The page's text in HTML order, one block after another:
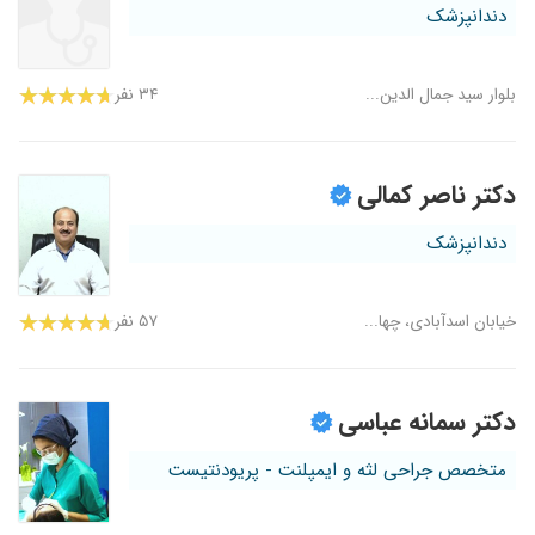
دندانپزشک
بلوار سید جمال الدین... ۳۴ نفر
دکتر ناصر کمالی
دندانپزشک
خیابان اسدآبادی، چها... ۵۷ نفر
دکتر سمانه عباسی
متخصص جراحی لثه و ایمپلنت - پریودنتیست